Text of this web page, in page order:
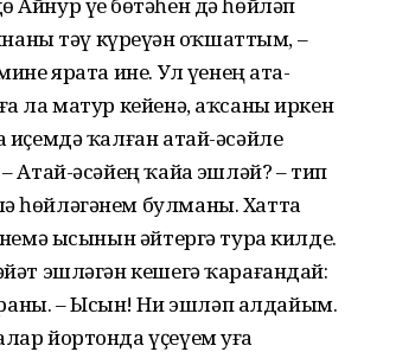
тәү күреүҙән оҡшаттым, –
ярата ине. Ул үҙенең ата-
ла матур кейенә, аҡсаны иркен
ҡалған атай-әсәйле
әсәйең ҡайҙа эшләй? – тип
һөйләгәнем булманы. Хатта
ысынын әйтергә тура килде.
эшләгән кешегә ҡарағандай:
– Ысын! Ни эшләп алдайым.
йортонда үҫеүем уға